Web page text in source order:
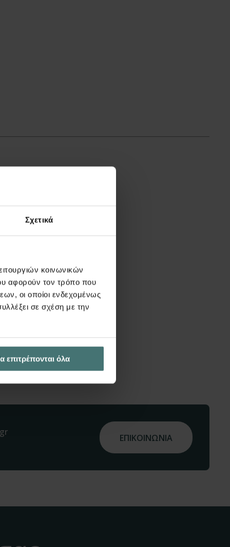
Σχετικά
κοινωνικών
αφορούν τον τρόπο που
οι οποίοι ενδεχομένως
σε σχέση με την
επιτρέπονται όλα
ΕΠΙΚΟΙΝΩΝΙΑ